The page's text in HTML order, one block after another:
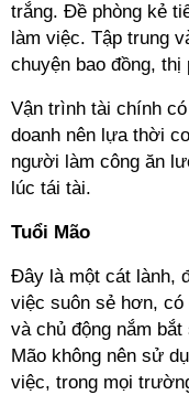
trắng. Đề phòng kẻ
làm việc. Tập trung
chuyện bao đồng, thị
Vận trình tài chính
doanh nên lựa thời
người làm công ăn
lúc tái tài.
Tuổi Mão
Đây là một cát lành,
việc suôn sẻ hơn, có
và chủ động nắm
Mão không nên sử
việc, trong mọi